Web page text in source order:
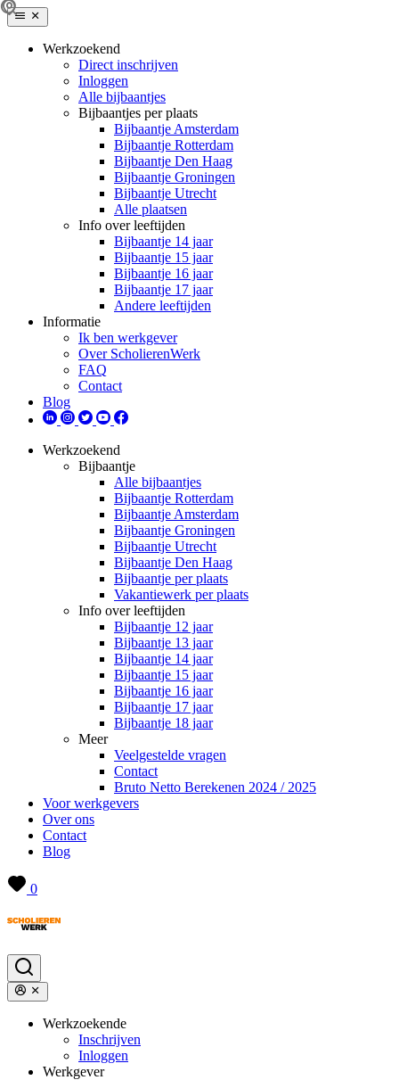
Werkzoekend
Direct inschrijven
Inloggen
Alle bijbaantjes
Bijbaantjes per plaats
Bijbaantje Amsterdam
Bijbaantje Rotterdam
Bijbaantje Den Haag
Bijbaantje Groningen
Bijbaantje Utrecht
Alle plaatsen
Info over leeftijden
Bijbaantje 14 jaar
Bijbaantje 15 jaar
Bijbaantje 16 jaar
Bijbaantje 17 jaar
Andere leeftijden
Informatie
Ik ben werkgever
Over ScholierenWerk
FAQ
Contact
Blog
Werkzoekend
Bijbaantje
Alle bijbaantjes
Bijbaantje Rotterdam
Bijbaantje Amsterdam
Bijbaantje Groningen
Bijbaantje Utrecht
Bijbaantje Den Haag
Bijbaantje per plaats
Vakantiewerk per plaats
Info over leeftijden
Bijbaantje 12 jaar
Bijbaantje 13 jaar
Bijbaantje 14 jaar
Bijbaantje 15 jaar
Bijbaantje 16 jaar
Bijbaantje 17 jaar
Bijbaantje 18 jaar
Meer
Veelgestelde vragen
Contact
Bruto Netto Berekenen 2024 / 2025
Voor werkgevers
Over ons
Contact
Blog
0
Werkzoekende
Inschrijven
Inloggen
Werkgever